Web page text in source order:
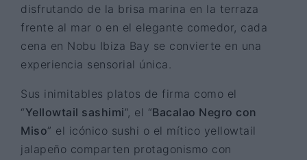
disfrutando de la brisa marina en la terraza
frente al mar o en el elegante comedor, cada
cena en Nobu Ibiza Bay se convierte en una
experiencia sensorial única.
Sus inimitables platos de firma como el
“Yellowtail sashimi”, el “Bacalao Negro con
Miso” el icónico sushi o el mítico yellowtail
jalapeño comparten protagonismo con